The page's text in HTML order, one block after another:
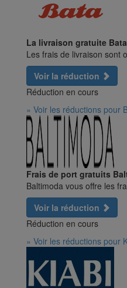
La livraison gratuite
Les frais de livraison sont
Voir la réduction
Réduction en cours
» Voir les réductions pour
Frais de port gratuits
Baltimoda vous offre les
Voir la réduction
Réduction en cours
» Voir les réductions pour